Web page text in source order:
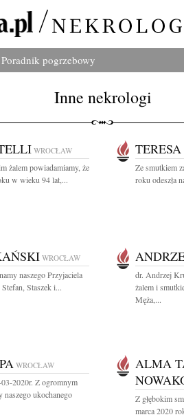
Poradnik pogrzebowy
Inne nekrologi
WROCŁAW
żalem powiadamiamy, że
w wieku 94 lat,...
Ze smutkiem
roku odeszła
WROCŁAW
naszego Przyjaciela
Staszek i...
dr. Andrzej
żalem i
Męża,...
WROCŁAW
2020r. Z ogromnym
naszego ukochanego
ALMA
Z głębokim
marca 2020